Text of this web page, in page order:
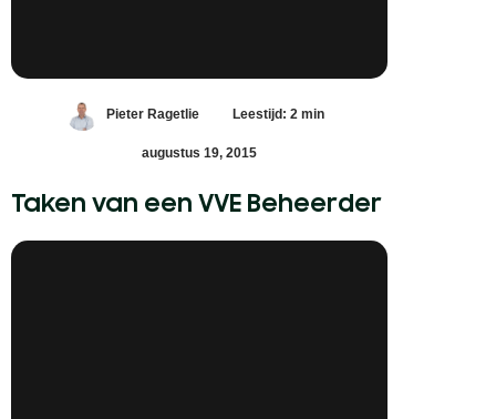
Pieter Ragetlie Leestijd: 2 min
augustus 19, 2015
Taken van een VVE Beheerder